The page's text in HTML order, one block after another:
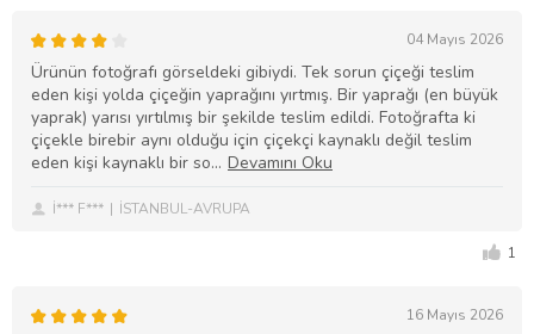
04 Mayıs 2026
Ürünün fotoğrafı görseldeki gibiydi. Tek sorun çiçeği teslim
eden kişi yolda çiçeğin yaprağını yırtmış. Bir yaprağı (en büyük
yaprak) yarısı yırtılmış bir şekilde teslim edildi. Fotoğrafta ki
çiçekle birebir aynı olduğu için çiçekçi kaynaklı değil teslim
eden kişi kaynaklı bir so
İ*** F*** İSTANBUL-AVRUPA
1
16 Mayıs 2026